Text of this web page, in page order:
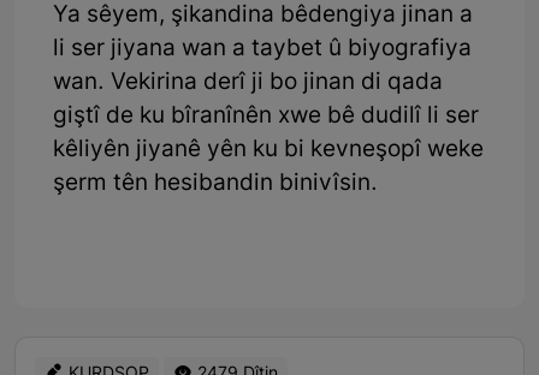
Ya sêyem, şikandina bêdengiya jinan a
li ser jiyana wan a taybet û biyografiya
wan. Vekirina derî ji bo jinan di qada
giştî de ku bîranînên xwe bê dudilî li ser
kêliyên jiyanê yên ku bi kevneşopî weke
şerm tên hesibandin binivîsin.